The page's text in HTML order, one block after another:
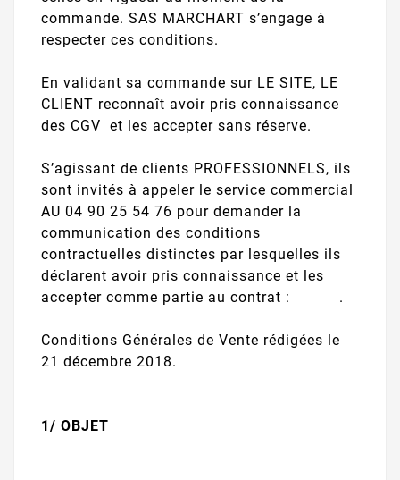
commande. SAS MARCHART s’engage à
respecter ces conditions.
En validant sa commande sur LE SITE, LE
CLIENT reconnaît avoir pris connaissance
des CGV et les accepter sans réserve.
S’agissant de clients PROFESSIONNELS, ils
sont invités à appeler le service commercial
AU 04 90 25 54 76 pour demander la
communication des conditions
contractuelles distinctes par lesquelles ils
déclarent avoir pris connaissance et les
accepter comme partie au contrat : .
Conditions Générales de Vente rédigées le
21 décembre 2018.
1/ OBJET